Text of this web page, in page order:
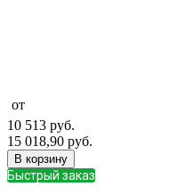
от
10 513 руб.
15 018,90 руб.
В корзину
Быстрый заказ